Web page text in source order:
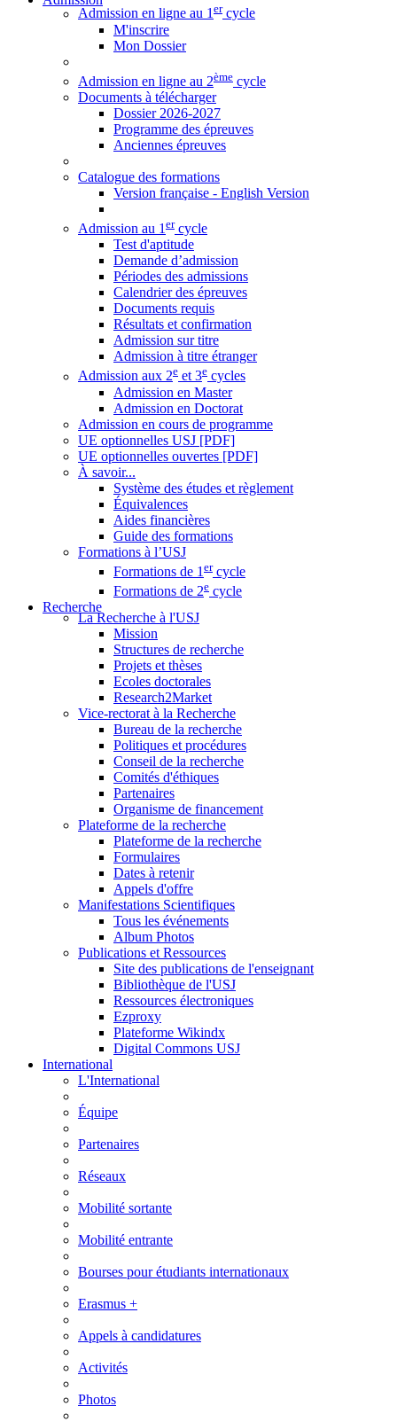
Admission en ligne au 1ercycle
M'inscrire
Mon Dossier
Admission en ligne au 2ème cycle
Documents à télécharger
Dossier 2026-2027
Programme des épreuves
Anciennes épreuves
Catalogue des formations
Version française - English Version
Admission au 1 ercycle
Test d'aptitude
Demande d’admission
Périodes des admissions
Calendrier des épreuves
Documents requis
Résultats et confirmation
Admission sur titre
Admission à titre étranger
Admission aux 2e et 3e cycles
Admission en Master
Admission en Doctorat
Admission en cours de programme
UE optionnelles USJ [PDF]
UE optionnelles ouvertes [PDF]
À savoir...
Système des études et règlement
Équivalences
Aides financières
Guide des formations
Formations à l’USJ
Formations de 1 ercycle
Formations de 2e cycle
Recherche
La Recherche à l'USJ
Mission
Structures de recherche
Projets et thèses
Ecoles doctorales
Research2Market
Vice-rectorat à la Recherche
Bureau de la recherche
Politiques et procédures
Conseil de la recherche
Comités d'éthiques
Partenaires
Organisme de financement
Plateforme de la recherche
Plateforme de la recherche
Formulaires
Dates à retenir
Appels d'offre
Manifestations Scientifiques
Tous les événements
Album Photos
Publications et Ressources
Site des publications de l'enseignant
Bibliothèque de l'USJ
Ressources électroniques
Ezproxy
Plateforme Wikindx
Digital Commons USJ
International
L'International
Équipe
Partenaires
Réseaux
Mobilité sortante
Mobilité entrante
Bourses pour étudiants internationaux
Erasmus +
Appels à candidatures
Activités
Photos